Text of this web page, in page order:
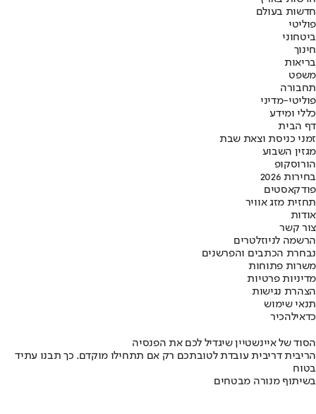
חדשות בעולם
פוליטי
ביטחוני
חינוך
בריאות
משפט
תחבורה
פוליטי-מדיני
כללי ומידע
דף הבית
זמני כניסת וצאת שבת
מגזין השבוע
הורוסקופ
בחירות 2026
פודקאסטים
תחזית מזג אוויר
אודות
צור קשר
הרשמה לניוזלטרים
נבחרת הכתבים והפרשנים
משרות פתוחות
מדיניות פרטיות
הצהרת נגישות
תנאי שימוש
כדאילהכיר
הסוד של איינשטיין שיגדיל לכם את הפנסיה
הריבית דריבית עובדת לטובתכם רק אם תתחילו מוקדם. כך תבנו עתיד
בטוח
בשיתוף מנורה מבטחים